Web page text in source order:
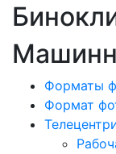
Форматы
Формат